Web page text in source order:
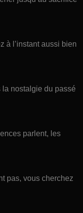
à l’instant aussi bien
nostalgie du passé
parlent, les
pas, vous cherchez